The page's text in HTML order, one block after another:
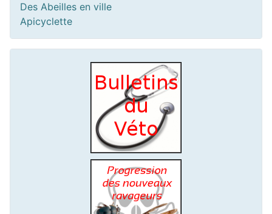
Des Abeilles en ville
Apicyclette